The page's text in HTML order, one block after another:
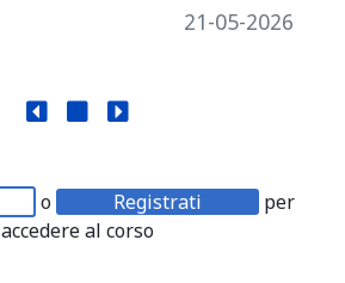
21-05-2026
o Registrati
per
accedere al corso